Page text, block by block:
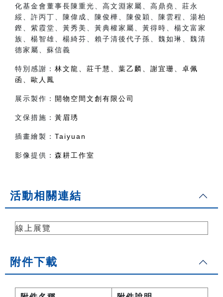
化基金會董事長陳重光、高文淵家屬、高鼎堯、莊永
綏、許丙丁、陳偉成、陳俊樺、陳俊穎、陳雲程、湯柏
鏗、紫霞堂、黃秀美、黃典權家屬、黃得時、楊文富家
族、楊智雄、楊綺芬、賴子清後代子孫、魏如琳、魏清
德家屬、蘇信義
特別感謝： 林文龍、莊千慧、葉乙麟、謝宜珊、卓佩
函、歐人鳳
展示製作： 開物空間文創有限公司
文保措施： 黃眉琇
插畫繪製： Taiyuan
影像提供： 森耕工作室
活動相關連結
線上展覽
附件下載